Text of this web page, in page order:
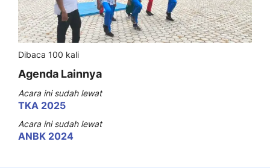
Dibaca 100 kali
Agenda Lainnya
Acara ini sudah lewat
TKA 2025
Acara ini sudah lewat
ANBK 2024